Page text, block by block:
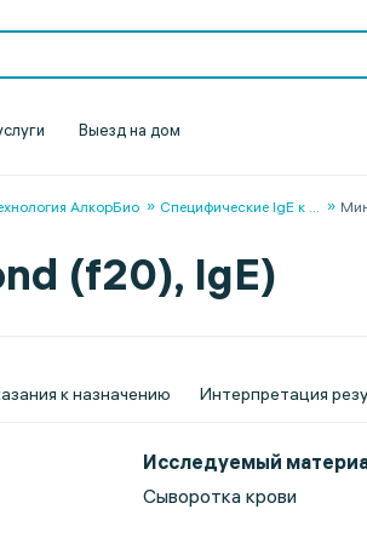
Выезд на дом
АлкорБио Специфические IgЕ к ...
(f20), IgE)
к назначению Интерпретация
Исследуемый
Сыворотка крови